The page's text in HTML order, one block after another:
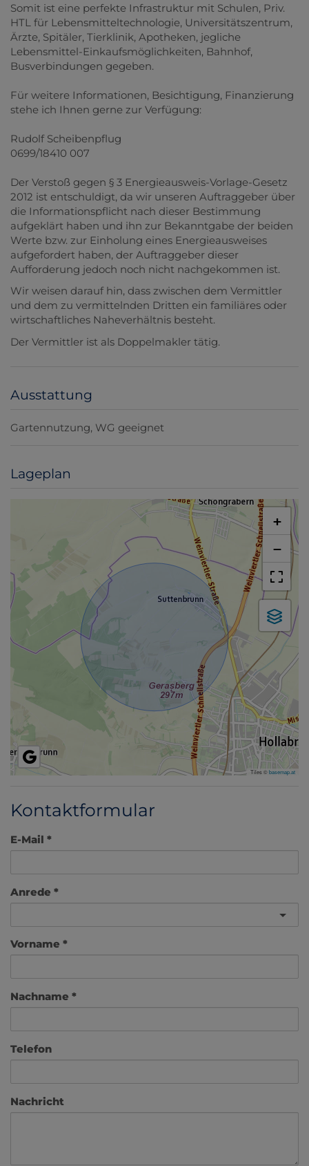
Somit ist eine perfekte Infrastruktur mit Schulen, Priv.
HTL für Lebensmitteltechnologie, Universitätszentrum,
Ärzte, Spitäler, Tierklinik, Apotheken, jegliche
Lebensmittel-Einkaufsmöglichkeiten, Bahnhof,
Busverbindungen gegeben.
Für weitere Informationen, Besichtigung, Finanzierung
stehe ich Ihnen gerne zur Verfügung:
Rudolf Scheibenpflug
0699/18410 007
Der Verstoß gegen § 3 Energieausweis-Vorlage-Gesetz
2012 ist entschuldigt, da wir unseren Auftraggeber über
die Informationspflicht nach dieser Bestimmung
aufgeklärt haben und ihn zur Bekanntgabe der beiden
Werte bzw. zur Einholung eines Energieausweises
aufgefordert haben, der Auftraggeber dieser
Aufforderung jedoch noch nicht nachgekommen ist.
Wir weisen darauf hin, dass zwischen dem Vermittler
und dem zu vermittelnden Dritten ein familiäres oder
wirtschaftliches Naheverhältnis besteht.
Der Vermittler ist als Doppelmakler tätig.
Ausstattung
Gartennutzung WG geeignet
Lageplan
+
−
Tiles ©basemap.at
Kontaktformular
E-Mail
Anrede
Vorname
Nachname
Telefon
Nachricht